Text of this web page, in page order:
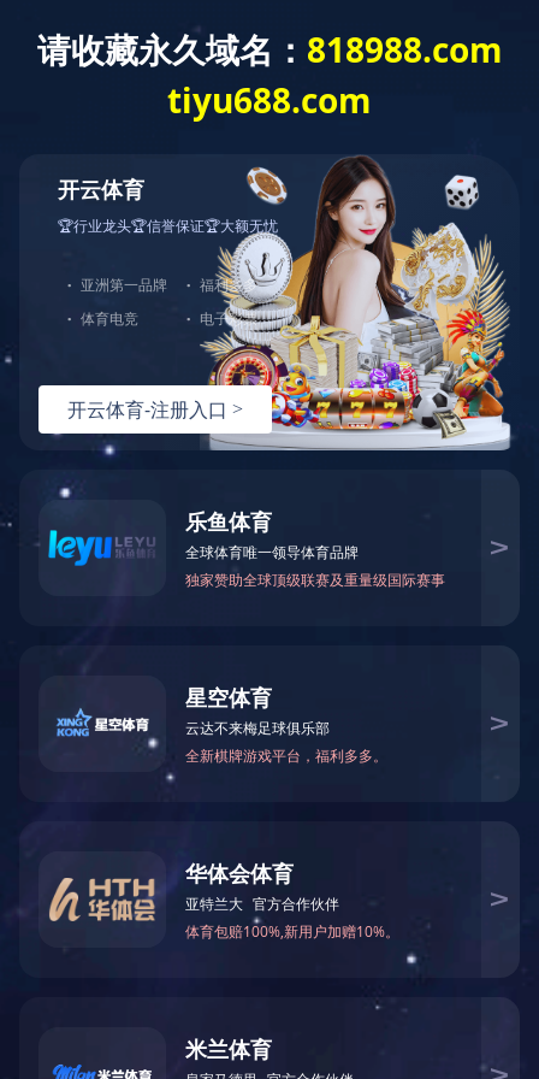
星空网页版 产品中
首页>工程案例 > 酱
工程案例
Engineering case
火锅底料工程案例
智慧餐厨